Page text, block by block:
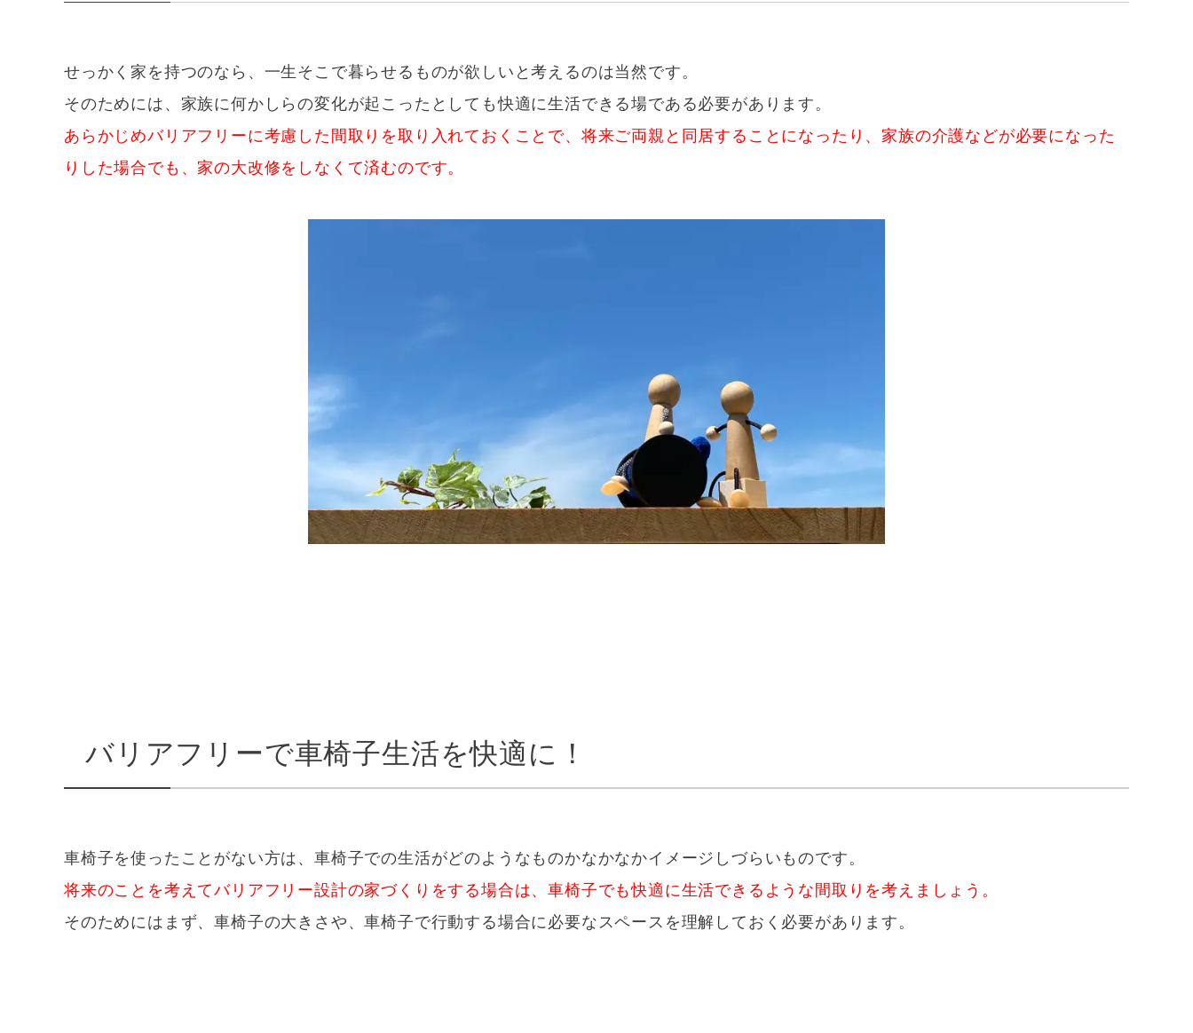
せっかく家を持つのなら、一生そこで暮らせるものが欲しいと考えるのは当然です。
そのためには、家族に何かしらの変化が起こったとしても快適に生活できる場である必要があります。
あらかじめバリアフリーに考慮した間取りを取り入れておくことで、将来ご両親と同居することになったり、家族の介護などが必要になった
りした場合でも、家の大改修をしなくて済むのです。
バリアフリーで車椅子生活を快適に！
車椅子を使ったことがない方は、車椅子での生活がどのようなものかなかなかイメージしづらいものです。
将来のことを考えてバリアフリー設計の家づくりをする場合は、車椅子でも快適に生活できるような間取りを考えましょう。
そのためにはまず、車椅子の大きさや、車椅子で行動する場合に必要なスペースを理解しておく必要があります。